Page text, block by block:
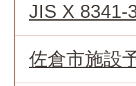
JIS X 8341-
佐倉市施設